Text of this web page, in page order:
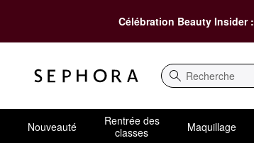
Célébration Beauty Insider :
Recherche
Nouveauté
Rentrée des
classes
Maquillage